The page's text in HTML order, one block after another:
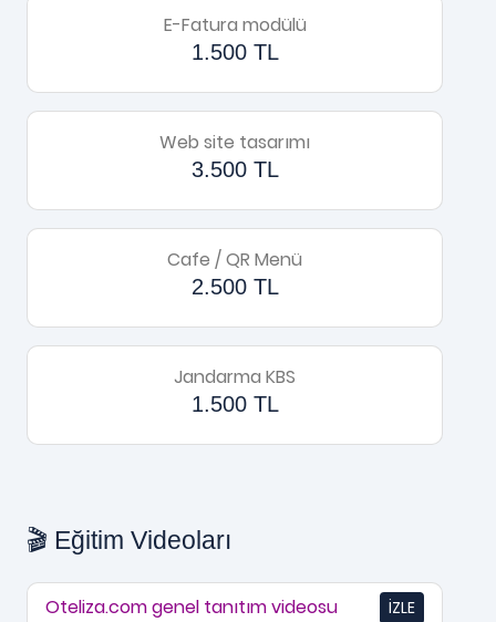
E-Fatura modülü
1.500 TL
Web site tasarımı
3.500 TL
Cafe / QR Menü
2.500 TL
Jandarma KBS
1.500 TL
🎬 Eğitim Videoları
Oteliza.com genel tanıtım videosu İZLE